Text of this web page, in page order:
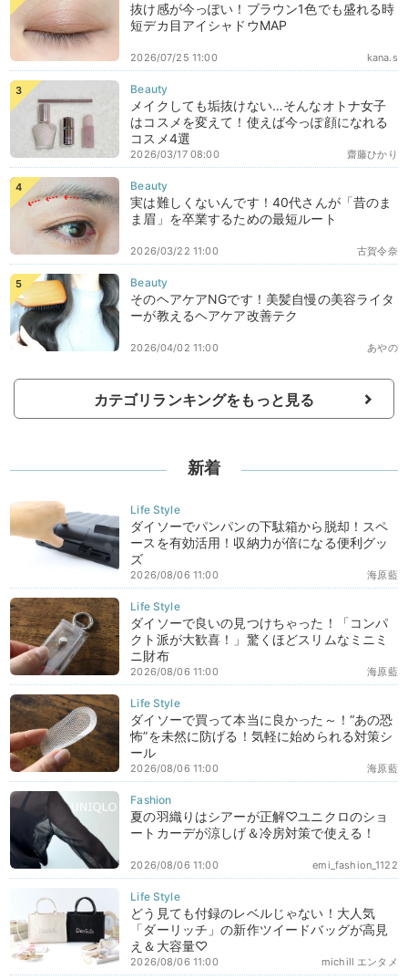
抜け感が今っぽい！ブラウン1色でも盛れる時
短デカ目アイシャドウMAP
kana.s
2026/07/25 11:00
メイクしても垢抜けない…そんなオトナ女子
はコスメを変えて！使えば今っぽ顔になれる
コスメ4選
齋藤ひかり
2026/03/17 08:00
実は難しくないんです！40代さんが「昔のま
ま眉」を卒業するための最短ルート
古賀令奈
2026/03/22 11:00
そのヘアケアNGです！美髪自慢の美容ライタ
ーが教えるヘアケア改善テク
あやの
2026/04/02 11:00
カテゴリランキングをもっと見る
新着
ダイソーでパンパンの下駄箱から脱却！スペ
ースを有効活用！収納力が倍になる便利グッ
ズ
海原藍
2026/08/06 11:00
ダイソーで良いの見つけちゃった！「コンパ
クト派が大歓喜！」驚くほどスリムなミニミ
ニ財布
海原藍
2026/08/06 11:00
ダイソーで買って本当に良かった～！“あの恐
怖”を未然に防げる！気軽に始められる対策シ
ール
海原藍
2026/08/06 11:00
夏の羽織りはシアーが正解♡ユニクロのショ
ートカーデが涼しげ＆冷房対策で使える！
emi_fashion_1122
2026/08/06 11:00
どう見ても付録のレベルじゃない！大人気
「ダーリッチ」の新作ツイードバッグが高見
え＆大容量♡
michill エンタメ
2026/08/06 11:00